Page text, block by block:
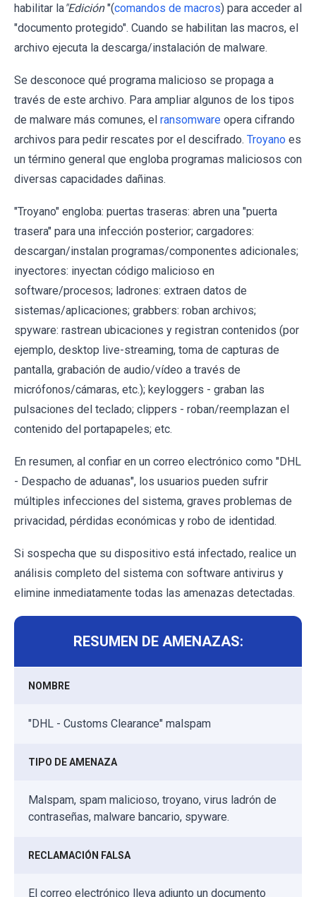
habilitar la"Edición "(comandos de macros) para acceder al
"documento protegido". Cuando se habilitan las macros, el
archivo ejecuta la descarga/instalación de malware.
Se desconoce qué programa malicioso se propaga a
través de este archivo. Para ampliar algunos de los tipos
de malware más comunes, el ransomware opera cifrando
archivos para pedir rescates por el descifrado. Troyano es
un término general que engloba programas maliciosos con
diversas capacidades dañinas.
"Troyano" engloba: puertas traseras: abren una "puerta
trasera" para una infección posterior; cargadores:
descargan/instalan programas/componentes adicionales;
inyectores: inyectan código malicioso en
software/procesos; ladrones: extraen datos de
sistemas/aplicaciones; grabbers: roban archivos;
spyware: rastrean ubicaciones y registran contenidos (por
ejemplo, desktop live-streaming, toma de capturas de
pantalla, grabación de audio/vídeo a través de
micrófonos/cámaras, etc.); keyloggers - graban las
pulsaciones del teclado; clippers - roban/reemplazan el
contenido del portapapeles; etc.
En resumen, al confiar en un correo electrónico como "DHL
- Despacho de aduanas", los usuarios pueden sufrir
múltiples infecciones del sistema, graves problemas de
privacidad, pérdidas económicas y robo de identidad.
Si sospecha que su dispositivo está infectado, realice un
análisis completo del sistema con software antivirus y
elimine inmediatamente todas las amenazas detectadas.
RESUMEN DE AMENAZAS:
NOMBRE
"DHL - Customs Clearance" malspam
TIPO DE AMENAZA
Malspam, spam malicioso, troyano, virus ladrón de
contraseñas, malware bancario, spyware.
RECLAMACIÓN FALSA
El correo electrónico lleva adjunto un documento